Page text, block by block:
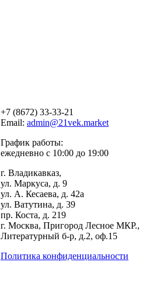
+7 (8672) 33-33-21
Email: admin@21vek.market
График работы:
ежедневно с 10:00 до 19:00
г. Владикавказ,
ул. Маркуса, д. 9
ул. А. Кесаева, д. 42а
ул. Ватутина, д. 39
пр. Коста, д. 219
г. Москва, Пригород Лесное МКР.,
Литературный б-р, д.2, оф.15
Политика конфиденциальности